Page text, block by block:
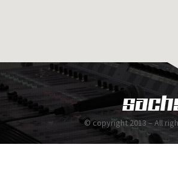
© copyright 2013 – All